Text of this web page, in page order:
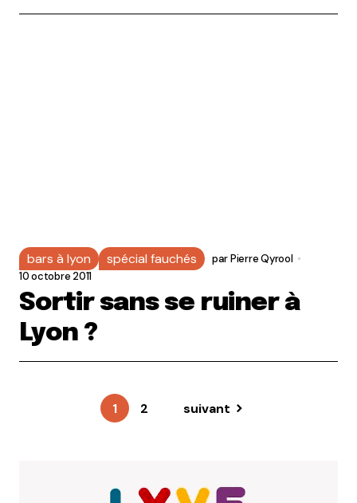
bars à lyon spécial fauchés parPierre Qyrool
10 octobre 2011
Sortir sans se ruiner à
Lyon ?
1 2 suivant